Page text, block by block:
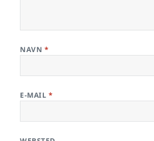
NAVN *
E-MAIL *